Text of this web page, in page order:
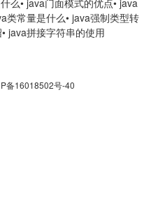
么• java门面模式的优点• java
类常量是什么• java强制类型转
• java拼接字符串的使用
备16018502号-40